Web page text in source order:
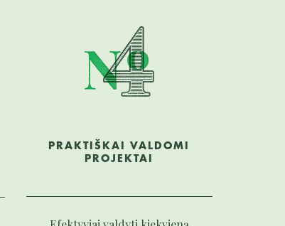
PRAKTIŠKAI VALDOMI
PROJEKTAI